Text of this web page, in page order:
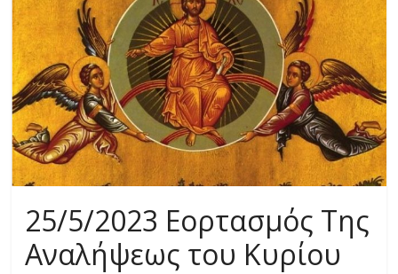
Εκκλησιαστική
Ακαδημία
Αθηνών
25/5/2023 Εορτασμός Της
Αναλήψεως του Κυρίου